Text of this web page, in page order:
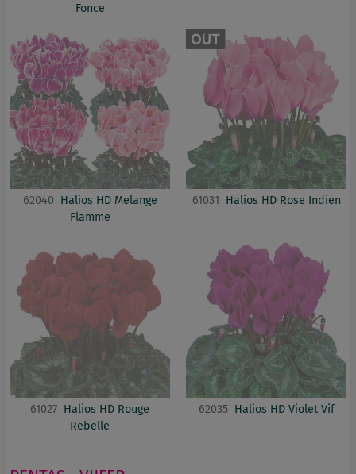
Fonce
62040 Halios HD Melange
Flamme
61031 Halios HD Rose Indien
61027 Halios HD Rouge
Rebelle
62035 Halios HD Violet Vif